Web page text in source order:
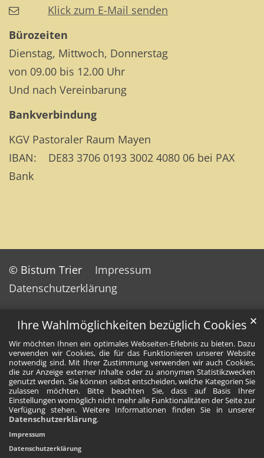
Ihre Wahlmöglichkeiten bezüglich Cookies
Wir möchten Ihnen ein optimales Webseiten-Erlebnis zu bieten. Dazu
verwenden wir Cookies, die für das Funktionieren unserer Website
notwendig sind. Mit Ihrer Zustimmung verwenden wir auch Cookies,
die zur Anzeige externer Inhalte oder zu anonymen Statistikzwecken
genutzt werden. Sie können selbst entscheiden, welche Kategorien Sie
zulassen möchten. Bitte beachten Sie, dass auf Basis Ihrer
Einstellungen womöglich nicht mehr alle Funktionalitäten der Seite zur
Verfügung stehen. Weitere Informationen finden Sie in unserer
Datenschutzerklärung.
✕
Impressum
Datenschutzerklärung
Klick zum E-Mail senden
Bürozeiten
Dienstag, Mittwoch, Donnerstag
von 09.00 bis 12.00 Uhr
Und nach Vereinbarung
Bankverbindung
KGV Pastoraler Raum Mayen
IBAN: DE83 3706 0193 3002 4080 06 bei PAX
Bank
© Bistum Trier
Impressum
Datenschutzerklärung